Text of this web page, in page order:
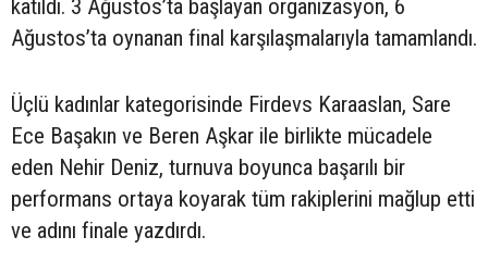
katıldı. 3 Ağustos’ta başlayan organizasyon, 6
Ağustos’ta oynanan final karşılaşmalarıyla tamamlandı.
Üçlü kadınlar kategorisinde Firdevs Karaaslan, Sare
Ece Başakın ve Beren Aşkar ile birlikte mücadele
eden Nehir Deniz, turnuva boyunca başarılı bir
performans ortaya koyarak tüm rakiplerini mağlup etti
ve adını finale yazdırdı.